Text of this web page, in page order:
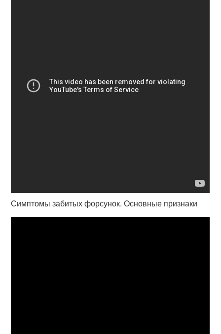
Симптомы забитых форсунок. Основные признаки